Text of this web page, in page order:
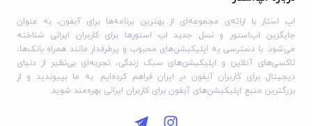
اپ استار با ارائه‌ی مجموعه‌ای از بهترین برنامه‌ها برای آیفون، به عنوان
جایگزین اپ‌استور و نسل جدید اپ استورها برای کاربران ایرانی شناخته
می‌شود. با دسترسی به اپلیکیشن‌های محبوب و پرطرفدار مانند همراه بانک‌ها،
تاکسی‌های آنلاین و اپلیکیشن‌های سبک زندگی، تجربه‌ای بی‌نظیر از دنیای
دیجیتال برای کاربران آیفون در ایران فراهم کرده‌ایم. به ما بپیوندید و از
بزرگترین منبع اپلیکیشن‌های آیفون برای کاربران ایرانی بهره‌مند شوید.